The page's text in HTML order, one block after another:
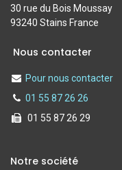
30 rue du Bois Moussay
93240 Stains France
Nous contacter
Pour nous contacter
01 55 87 26 26
01 55 87 26 29
Notre société